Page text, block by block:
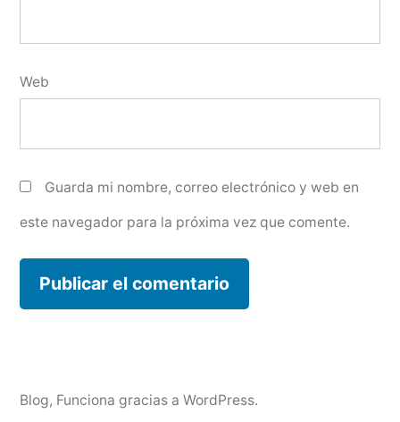
Web
Guarda mi nombre, correo electrónico y web en
este navegador para la próxima vez que comente.
Blog, Funciona gracias a WordPress.